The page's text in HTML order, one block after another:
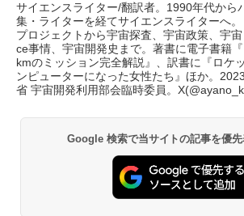
サイエンスライター/翻訳者。1990年代から
集・ライターを経てサイエンスライターへ
プロジェクトから宇宙探査、宇宙政策、宇
ce事情、宇宙開発史まで。著書に電子書籍
kmのミッション完全解説』、訳書に『ロケ
ンピューターになった女性たち』ほか。
省 宇宙開発利用部会臨時委員。X(
Google 検索で当サイトの記事を優